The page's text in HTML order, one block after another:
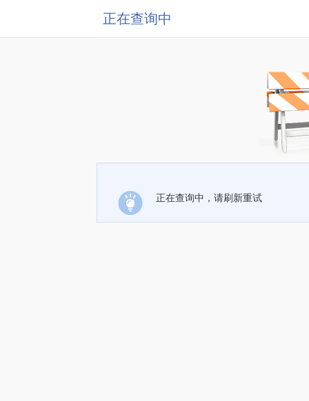
正在查询中
正在查询中，请刷新重试